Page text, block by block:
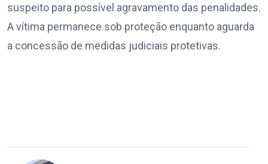
suspeito para possível agravamento das penalidades.
A vítima permanece sob proteção enquanto aguarda
a concessão de medidas judiciais protetivas.